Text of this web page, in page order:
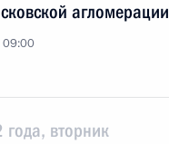
агломерации
09:00
вторник